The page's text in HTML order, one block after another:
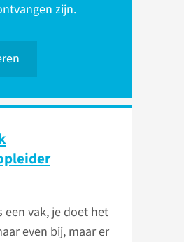
zijn.
een vak, je doet het
even bij, maar er